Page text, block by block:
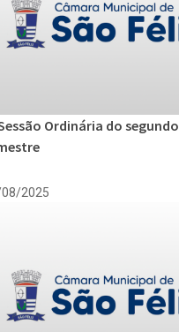
Ordinária do segundo
2025